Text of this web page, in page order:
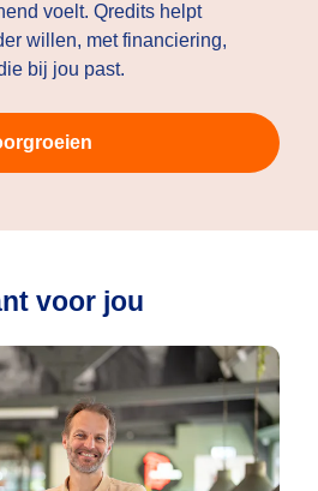
voelt. Qredits helpt
willen, met financiering,
bij jou past.
voor jou